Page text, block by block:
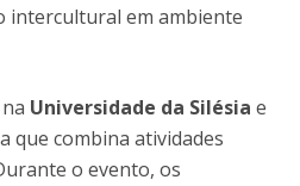
intercultural em ambiente
Universidade da Silésia e
que combina atividades
o evento, os